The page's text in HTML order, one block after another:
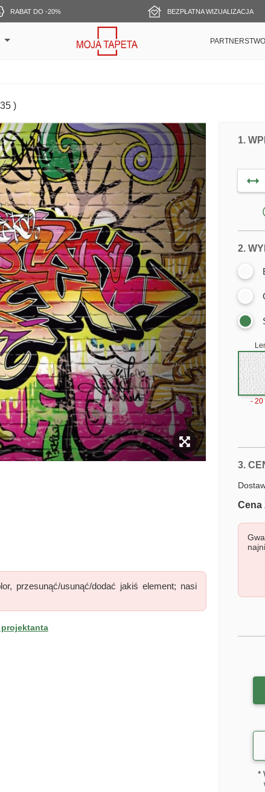
RABAT DO -20% BEZPŁATNA WIZUALIZACJA
PARTNERSTWO
)
przesunąć/usunąć/dodać jakiś element; nasi
1.
2.
- 20
3.
Cena
*